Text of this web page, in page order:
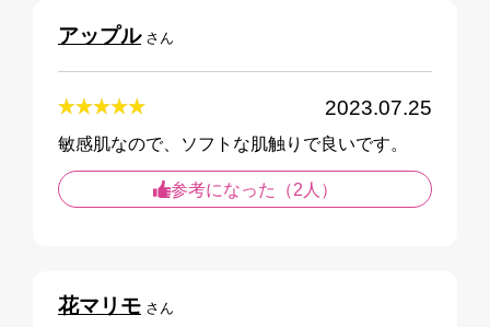
アップルさん
2023.07.25
敏感肌なので、ソフトな肌触りで良いです。
参考になった（2人）
花マリモさん